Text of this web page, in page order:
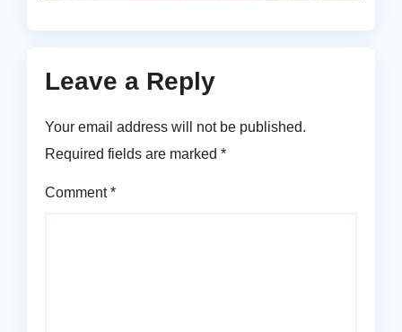
Leave a Reply
Your email address will not be published.
Required fields are marked *
Comment*